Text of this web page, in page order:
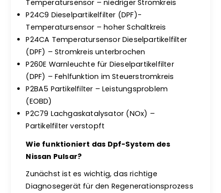
Temperatursensor – niedriger Stromkreis
P24C9 Dieselpartikelfilter (DPF)-
Temperatursensor – hoher Schaltkreis
P24CA Temperatursensor Dieselpartikelfilter
(DPF) – Stromkreis unterbrochen
P260E Warnleuchte für Dieselpartikelfilter
(DPF) – Fehlfunktion im Steuerstromkreis
P2BA5 Partikelfilter – Leistungsproblem
(EOBD)
P2C79 Lachgaskatalysator (NOx) –
Partikelfilter verstopft
Wie funktioniert das Dpf-System des
Nissan Pulsar?
Zunächst ist es wichtig, das richtige
Diagnosegerät für den Regenerationsprozess